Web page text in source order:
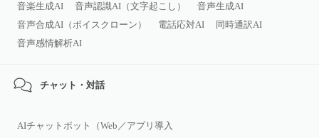
音楽生成AI 音声認識AI（文字起こし）
音声生成AI
音声合成AI（ボイスクローン）
電話応対AI
同時通訳AI
音声感情解析AI
チャット・対話
AIチャットボット（Web／アプリ導入